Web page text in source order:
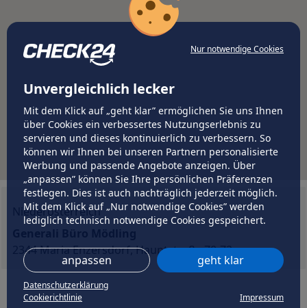
Nur notwendige Cookies
Unvergleichlich lecker
Mit dem Klick auf „geht klar” ermöglichen Sie uns Ihnen
über Cookies ein verbessertes Nutzungserlebnis zu
servieren und dieses kontinuierlich zu verbessern. So
können wir Ihnen bei unseren Partnern personalisierte
Werbung und passende Angebote anzeigen. Über
„anpassen” können Sie Ihre persönlichen Präferenzen
festlegen. Dies ist auch nachträglich jederzeit möglich.
Mit dem Klick auf „Nur notwendige Cookies” werden
lediglich technisch notwendige Cookies gespeichert.
anpassen geht klar
Datenschutzerklärung
Cookierichtlinie
Impressum
Niederösterreich
2344 Maria Enzersdorf, Hauptstraße 70-72